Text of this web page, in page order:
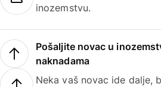
inozemstvu.
Pošaljite novac u
naknadama
Neka vaš novac ide dalje,